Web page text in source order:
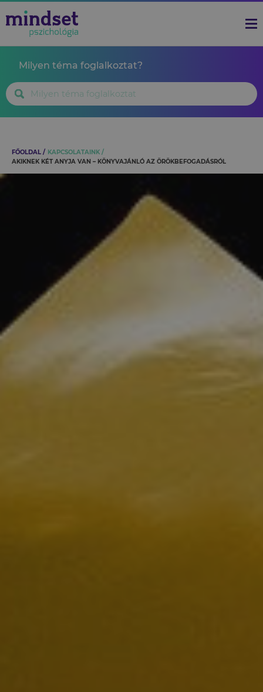
Milyen téma foglalkoztat?
FŐOLDAL
KAPCSOLATAINK
AKIKNEK KÉT ANYJA VAN – KÖNYVAJÁNLÓ AZ ÖRÖKBEFOGADÁSRÓL